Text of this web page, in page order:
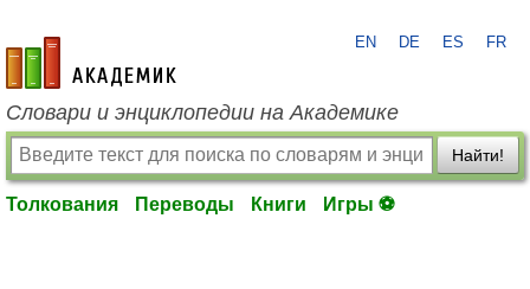
academic.ru
EN DE ES FR
Словари и энциклопедии на Академике
Найти!
Толкования Переводы Книги Игры ⚽